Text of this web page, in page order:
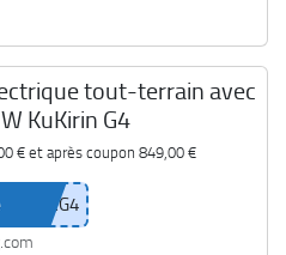
tout-terrain avec
KuKirin G4
€et après coupon 849,00 €